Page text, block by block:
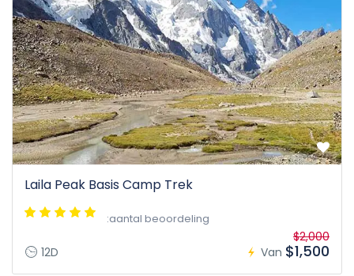
Laila Peak Basis Camp Trek
:aantal beoordeling
12D Van
$2,000
$1,500